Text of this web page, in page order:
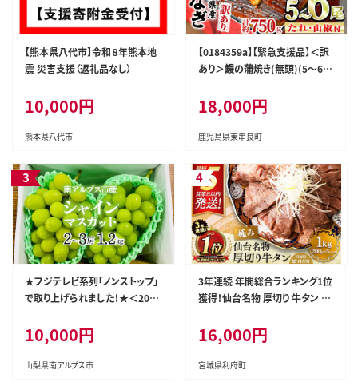
【熊本県八代市】令和８年熊本地
震 災害支援（返礼品なし）
10,000円
熊本県八代市
【0184359a】【緊急支援品】＜訳
あり＞鰻の蒲焼き(無頭)(5～6
なぎ ウナギ 鰻 国産 蒲焼 蒲焼き
たれ 鹿児島 ふるさと 人気 支援
【アクアおおすみ】
18,000円
鹿児島県東串良町
★フジテレビ系列「ノンストップ」
で取り上げられました！★＜202
市産シャインマスカット1.2kg以
上（2～3房） クール便発送 ALPA
G007
10,000円
山梨県南アルプス市
3年連続 年間総合ランキング1位
獲得！仙台名物 厚切り 牛タン 塩
スライス 塩味 [牛タン タン塩 希
少 部位 タン中 タン元 塩ダレ タ
レ 小分け 仙台 名物 厚切 肉厚
16,000円
宮城県利府町